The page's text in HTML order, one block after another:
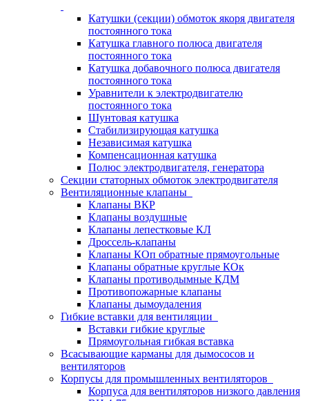
Катушки (секции) обмоток якоря двигателя
постоянного тока
Катушка главного полюса двигателя
постоянного тока
Катушка добавочного полюса двигателя
постоянного тока
Уравнители к электродвигателю
постоянного тока
Шунтовая катушка
Стабилизирующая катушка
Независимая катушка
Компенсационная катушка
Полюс электродвигателя, генератора
Секции статорных обмоток электродвигателя
Вентиляционные клапаны
Клапаны ВКР
Клапаны воздушные
Клапаны лепестковые КЛ
Дроссель-клапаны
Клапаны КОп обратные прямоугольные
Клапаны обратные круглые КОк
Клапаны противодымные КДМ
Противопожарные клапаны
Клапаны дымоудаления
Гибкие вставки для вентиляции
Вставки гибкие круглые
Прямоугольная гибкая вставка
Всасывающие карманы для дымососов и
вентиляторов
Корпусы для промышленных вентиляторов
Корпуса для вентиляторов низкого давления